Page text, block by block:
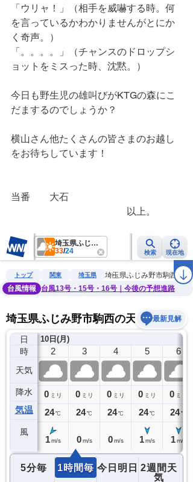
「ウリャ！」（相手を威嚇する時。何
を言っているかわかりませんがとにか
く奇声。）
「。。。。」（チャンスのドロップシ
ョットをミスった時、沈黙。）
今日も野生児の雄叫びがKTGの森にこ
だまするのでしょうか？
横山さん他たくさんの皆さまのお越し
をお待ちしています！
当番　　大石
以上。